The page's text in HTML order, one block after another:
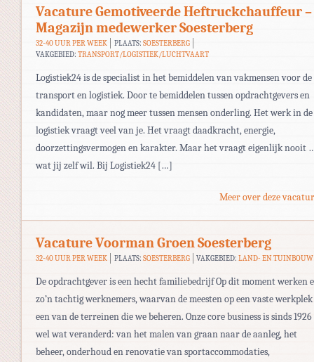
Vacature Gemotiveerde Heftruckchauffeur –
Magazijn medewerker Soesterberg
32-40 UUR PER WEEK PLAATS: SOESTERBERG
VAKGEBIED: TRANSPORT/LOGISTIEK/LUCHTVAART
Logistiek24 is de specialist in het bemiddelen van vakmensen voor de
transport en logistiek. Door te bemiddelen tussen opdrachtgevers en
kandidaten, maar nog meer tussen mensen onderling. Het werk in de
logistiek vraagt veel van je. Het vraagt daadkracht, energie,
doorzettingsvermogen en karakter. Maar het vraagt eigenlijk nooit
wat jij zelf wil. Bij Logistiek24 […]
Meer over deze
Vacature Voorman Groen Soesterberg
32-40 UUR PER WEEK PLAATS: SOESTERBERG VAKGEBIED:LAND- EN TUINBOUW
De opdrachtgever is een hecht familiebedrijf Op dit moment werken
zo’n tachtig werknemers, waarvan de meesten op een vaste
een van de terreinen die we beheren. Onze core business is sinds 1926
wel wat veranderd: van het malen van graan naar de aanleg, het
beheer, onderhoud en renovatie van sportaccommodaties,